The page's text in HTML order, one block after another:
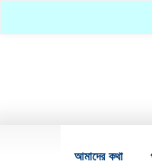
আমাদের কথা